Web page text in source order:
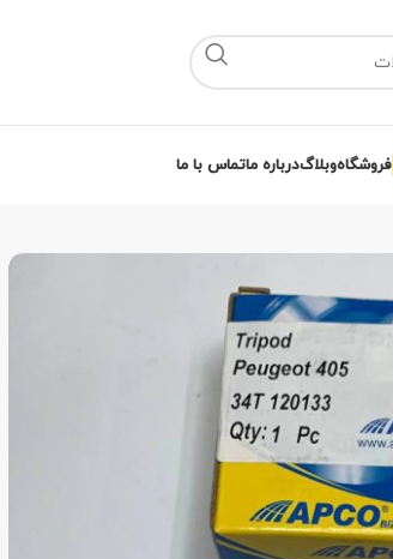
فروشگاهوبلاگدرباره ماتماس با ما